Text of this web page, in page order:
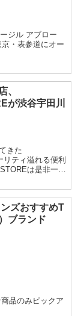
ジル アブロー
・表参道にオー
、
が渋谷宇田川
きた
ティ溢れる便利
は是非一度
ズおすすめT
ブランド
品のみピックア